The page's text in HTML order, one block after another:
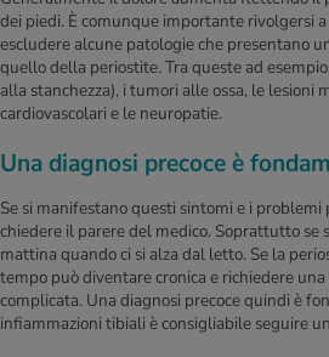
dei piedi. È comunque importante rivolgersi
escludere alcune patologie che presentano
quello della periostite. Tra queste ad
alla stanchezza), i tumori alle ossa, le lesioni
cardiovascolari e le neuropatie.
Una diagnosi precoce è
Se si manifestano questi sintomi e i
chiedere il parere del medico. Soprattutto se
mattina quando ci si alza dal letto. Se la
tempo può diventare cronica e richiedere
complicata. Una diagnosi precoce quindi è
infiammazioni tibiali è consigliabile seguire